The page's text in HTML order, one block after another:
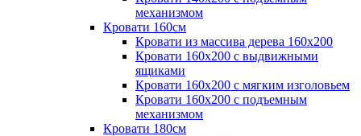
механизмом
Кровати 160см
Кровати из массива дерева 160х200
Кровати 160х200 с выдвижными
ящиками
Кровати 160х200 с мягким изголовьем
Кровати 160х200 с подъемным
механизмом
Кровати 180см